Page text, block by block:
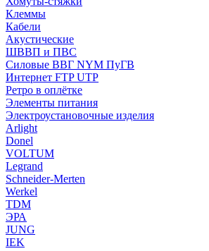
Клеммы
Кабели
Акустические
ШВВП и ПВС
Силовые ВВГ NYM ПуГВ
Интернет FTP UTP
Ретро в оплётке
Элементы питания
Электроустановочные изделия
Arlight
Donel
VOLTUM
Legrand
Schneider-Merten
Werkel
TDM
ЭРА
JUNG
IEK